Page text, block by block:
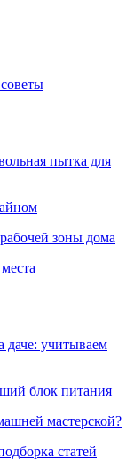
пытка для
зоны дома
даче: учитываем
блок питания
мастерской?
статей